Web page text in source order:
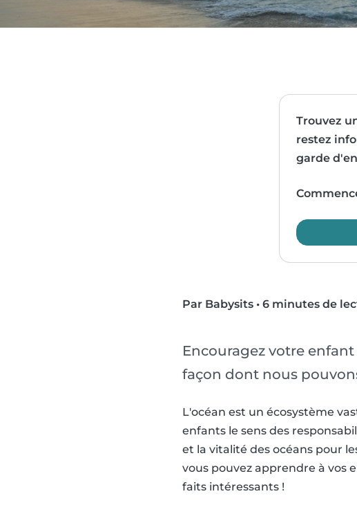
Trouvez
restez
garde
Par Babysits • 6 minutes de
Encouragez votre
façon dont nous
L'océan est un écosystème
enfants le sens des
et la vitalité des océans pour
vous pouvez apprendre à vos
faits intéressants !